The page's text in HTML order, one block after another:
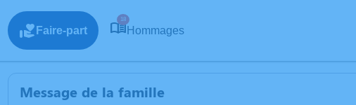
Faire-part
18
Hommages
Message de la famille